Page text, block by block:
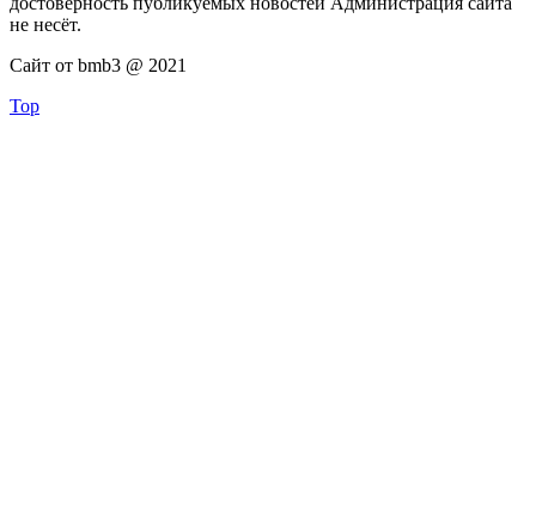
не несёт.
Сайт от bmb3 @ 2021
Top